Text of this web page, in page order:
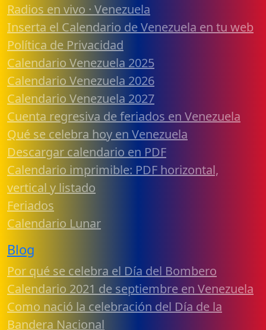
Radios en vivo · Venezuela
Inserta el Calendario de Venezuela en tu web
Política de Privacidad
Calendario Venezuela 2025
Calendario Venezuela 2026
Calendario Venezuela 2027
Cuenta regresiva de feriados en Venezuela
Qué se celebra hoy en Venezuela
Descargar calendario en PDF
Calendario imprimible: PDF horizontal,
vertical y listado
Feriados
Calendario Lunar
Blog
Por qué se celebra el Día del Bombero
Calendario 2021 de septiembre en Venezuela
Como nació la celebración del Día de la
Bandera Nacional